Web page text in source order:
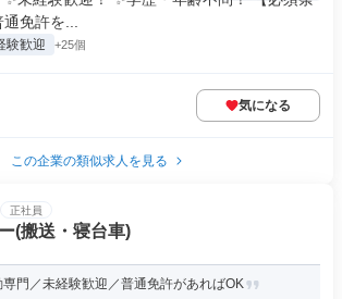
免許を...
験歓迎 +25個
気になる
この企業の類似求人を見る
正社員
(搬送・寝台車)
門／未経験歓迎／普通免許があればOK